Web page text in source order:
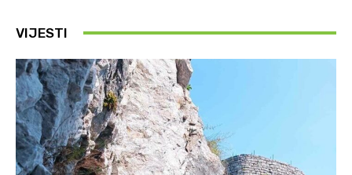
VIJESTI